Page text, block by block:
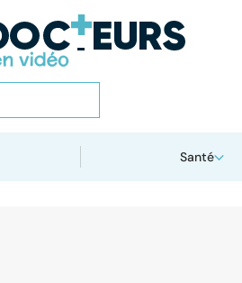
Santé